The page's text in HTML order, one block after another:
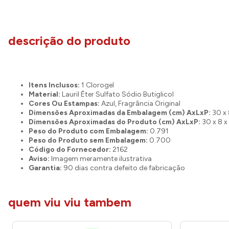
descrição do produto
Itens Inclusos: 1 Clorogel
Material: Lauril Éter Sulfato Sódio Butiglicol
Cores Ou Estampas: Azul, Fragrância Original
Dimensões Aproximadas da Embalagem (cm) AxLxP: 30 x
Dimensões Aproximadas do Produto (cm) AxLxP: 30 x 8 x
Peso do Produto com Embalagem: 0.791
Peso do Produto sem Embalagem: 0.700
Código do Fornecedor: 2162
Aviso: Imagem meramente ilustrativa
Garantia: 90 dias contra defeito de fabricação
quem viu viu tambem